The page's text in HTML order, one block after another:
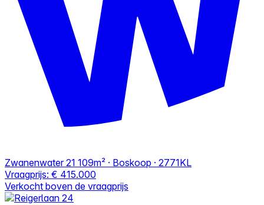
Zwanenwater 21 109m² · Boskoop · 2771KL
Vraagprijs: € 415.000
Verkocht boven de vraagprijs